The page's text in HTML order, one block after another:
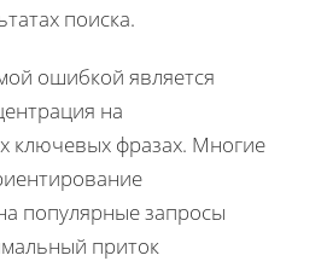
поиска.
ошибкой является
на
ключевых фразах. Многие
популярные запросы
приток